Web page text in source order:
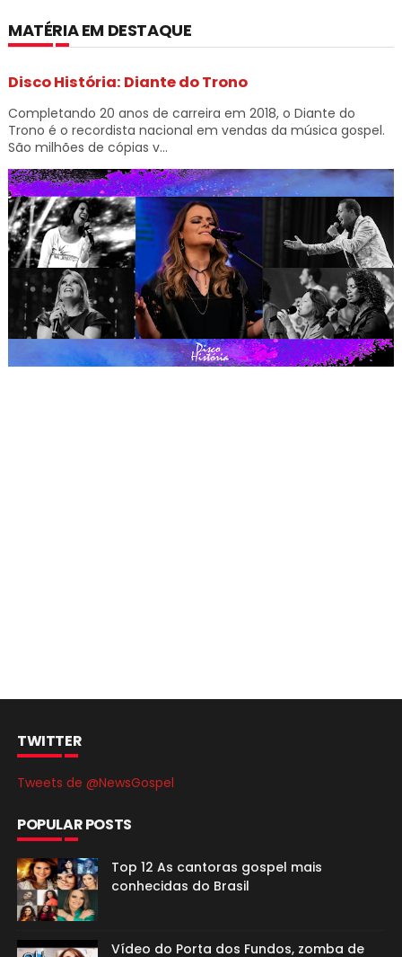
MATÉRIA EM DESTAQUE
Disco História: Diante do Trono
Completando 20 anos de carreira em 2018, o Diante do
Trono é o recordista nacional em vendas da música gospel.
São milhões de cópias v...
TWITTER
Tweets de @NewsGospel
POPULAR POSTS
Top 12 As cantoras gospel mais
conhecidas do Brasil
Vídeo do Porta dos Fundos, zomba de